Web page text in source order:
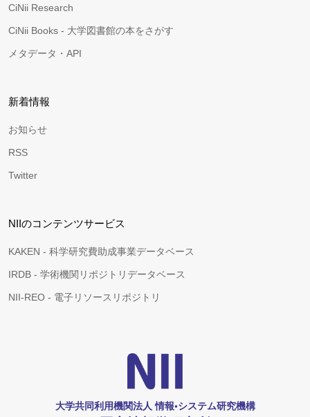
CiNii Research
CiNii Books - 大学図書館の本をさがす
メタデータ・API
新着情報
お知らせ
RSS
Twitter
NIIのコンテンツサービス
KAKEN - 科学研究費助成事業データベース
IRDB - 学術機関リポジトリデータベース
NII-REO - 電子リソースリポジトリ
大学共同利用機関法人 情報•システム研究機構